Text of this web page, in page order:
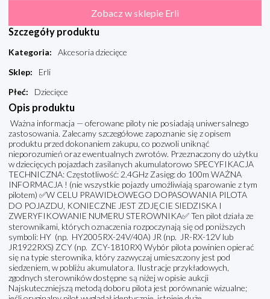
Zobacz w sklepie Erli
Szczegóły produktu
Kategoria:
Akcesoria dziecięce
Sklep:
Erli
Płeć: Dziecięce
Opis produktu
Ważna informacja — oferowane piloty nie posiadają uniwersalnego
zastosowania. Zalecamy szczegółowe zapoznanie się z opisem
produktu przed dokonaniem zakupu, co pozwoli uniknąć
nieporozumień oraz ewentualnych zwrotów. Przeznaczony do użytku
w dziecięcych pojazdach zasilanych akumulatorowo SPECYFIKACJA
TECHNICZNA: Częstotliwość: 2.4GHz Zasięg: do 100m WAŻNA
INFORMACJA ! (nie wszystkie pojazdy umożliwiają sparowanie z tym
pilotem) ✅W CELU PRAWIDŁOWEGO DOPASOWANIA PILOTA
DO POJAZDU, KONIECZNE JEST ZDJĘCIE SIEDZISKA I
ZWERYFIKOWANIE NUMERU STEROWNIKA✅ Ten pilot działa ze
sterownikami, których oznaczenia rozpoczynają się od poniższych
symboli: HY (np. HY2005RX-24V/40A) JR (np. JR-RX-12V lub
JR1922RXS) ZCY (np. ZCY-1810RX) Wybór pilota powinien opierać
się na typie sterownika, który zazwyczaj umieszczony jest pod
siedzeniem, w pobliżu akumulatora. Ilustracje przykładowych,
zgodnych sterowników dostępne są niżej w opisie aukcji
Najskuteczniejszą metodą doboru pilota jest porównanie wizualne;